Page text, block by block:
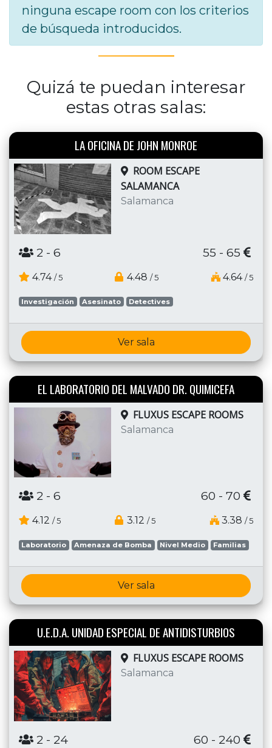
ninguna escape room con los criterios
de búsqueda introducidos.
Quizá te puedan interesar
estas otras salas:
LA OFICINA DE JOHN MONROE
ROOM ESCAPE
SALAMANCA
Salamanca
2 - 6 55 - 65
4.74 / 5 4.48 / 5 4.64 / 5
Investigación Asesinato Detectives
Ver sala
EL LABORATORIO DEL MALVADO DR. QUIMICEFA
FLUXUS ESCAPE ROOMS
Salamanca
2 - 6 60 - 70
4.12 / 5 3.12 / 5 3.38 / 5
Laboratorio Amenaza de Bomba Nivel Medio Familias
Ver sala
U.E.D.A. UNIDAD ESPECIAL DE ANTIDISTURBIOS
FLUXUS ESCAPE ROOMS
Salamanca
2 - 24 60 - 240